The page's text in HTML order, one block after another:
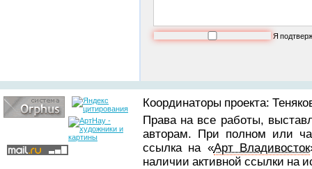
Я
Координаторы проекта:
Права на все работы,
авторам. При полном или
ссылка на «Арт Владивосток
наличии активной ссылки на